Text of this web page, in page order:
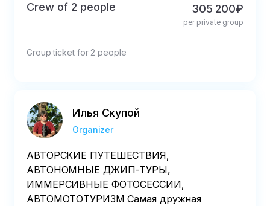
Crew of 2 people 305 200₽
per private group
Group ticket for 2 people
Илья Скупой
Organizer
АВТОРСКИЕ ПУТЕШЕСТВИЯ,
АВТОНОМНЫЕ ДЖИП-ТУРЫ,
ИММЕРСИВНЫЕ ФОТОСЕССИИ,
АВТОМОТОТУРИЗМ Самая дружная